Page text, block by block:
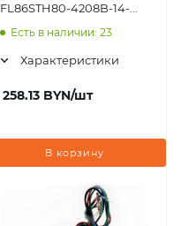
FL86STH80-4208B-14-
12,7Есть в наличии: 23
Характеристики
258.13 BYN/шт
В корзину